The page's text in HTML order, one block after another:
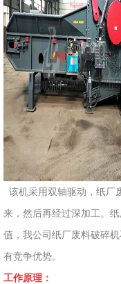
该机采用双轴驱动，纸厂
来，然后再经过深加工。
值，我公司纸厂废料破碎
有竞争优势。
工作原理：